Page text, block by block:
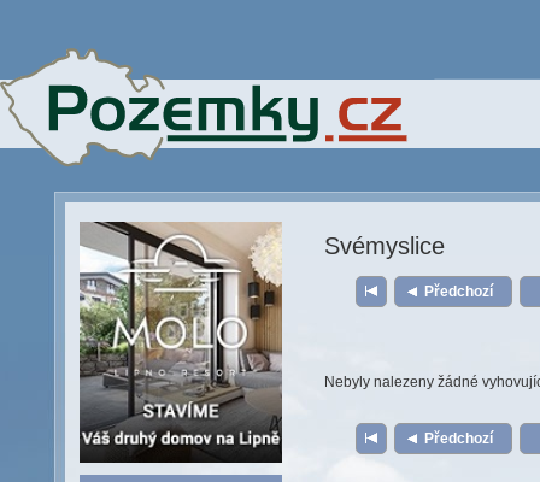
Svémyslice
Předchozí
Nebyly nalezeny žádné
Předchozí